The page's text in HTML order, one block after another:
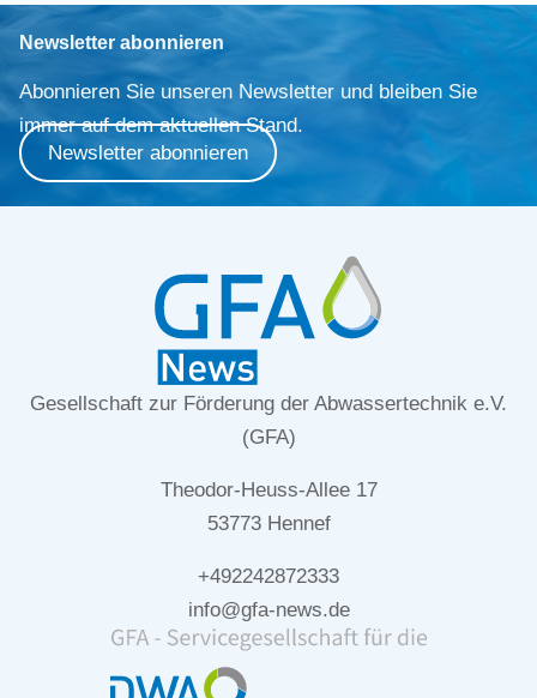
Newsletter abonnieren
Abonnieren Sie unseren Newsletter und bleiben Sie
immer auf dem aktuellen Stand.
Newsletter abonnieren
Gesellschaft zur Förderung der Abwassertechnik e.V.
(GFA)
Theodor-Heuss-Allee 17
53773 Hennef
+492242872333
info@gfa-news.de